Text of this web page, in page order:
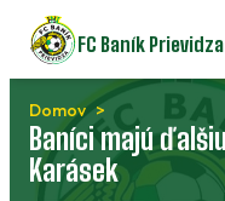
Preskočiť
na
obsah
FC Baník Prievidza
Domov
Baníci majú
Karásek